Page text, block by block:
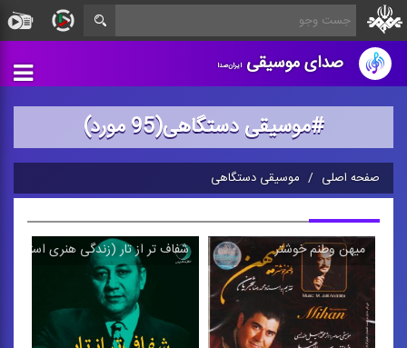
صدای موسیقیایران‌صدا
#موسیقی دستگاهی(95 مورد)
صفحه اصلی موسیقی دستگاهی
میهن وطنم خوشتر شفاف تر از تار (زندگی هنری استاد